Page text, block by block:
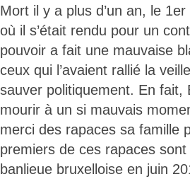
Mort il y a plus d’un an, le
où il s’était rendu pour un
pouvoir a fait une mauvaise
ceux qui l’avaient rallié la
sauver politiquement. En fait,
mourir à un si mauvais
merci des rapaces sa famille
premiers de ces rapaces
banlieue bruxelloise en juin